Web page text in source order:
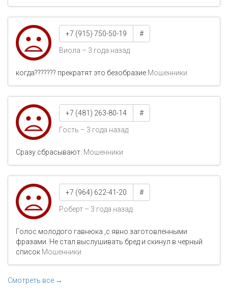
+7 (915) 750-50-19 #
Виола – 3 года назад
когда??????? прекратят это безобразие Мошенники
+7 (481) 263-80-14 #
Гость – 3 года назад
Сразу сбрасывают. Мошенники
+7 (964) 622-41-20 #
Роберт – 3 года назад
Голос молодого гавнюка ,с явно заготовленными
фразами. Не стал выслушивать бред и скинул в черный
список Мошенники
Смотреть все →